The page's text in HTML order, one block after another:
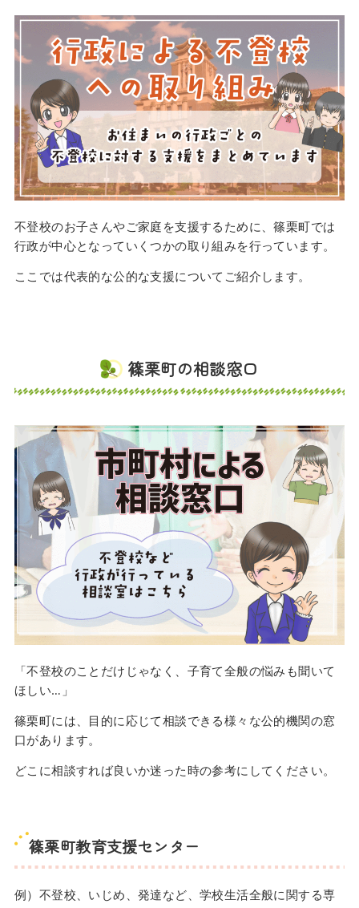
不登校のお子さんやご家庭を支援するために、篠栗町では
行政が中心となっていくつかの取り組みを行っています。
ここでは代表的な公的な支援についてご紹介します。
篠栗町の相談窓口
「不登校のことだけじゃなく、子育て全般の悩みも聞いて
ほしい…」
篠栗町には、目的に応じて相談できる様々な公的機関の窓
口があります。
どこに相談すれば良いか迷った時の参考にしてください。
篠栗町教育支援センター
例）不登校、いじめ、発達など、学校生活全般に関する専